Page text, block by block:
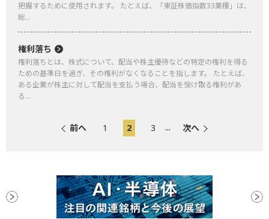
把握するために使用されます。 たとえば、「東証株価指数33業種」は、
総...
権利落ち
権利落ちとは、株式について、配当や株主優待などの特定の権利を得る
ための基準日を過ぎ、その権利がなくなることを指します。 たとえば、
ある企業が株主に対して配当を支払う場合、配当を受け取る権利があ
る...
前へ 1 2 3 ... 次へ